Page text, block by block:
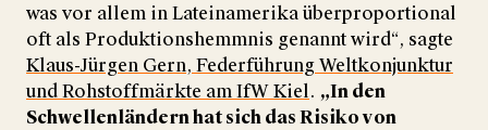
was vor allem in Lateinamerika überproportional
oft als Produktionshemmnis genannt wird“, sagte
Klaus-Jürgen Gern, Federführung Weltkonjunktur
und Rohstoffmärkte am IfW Kiel. „In den
Schwellenländern hat sich das Risiko von